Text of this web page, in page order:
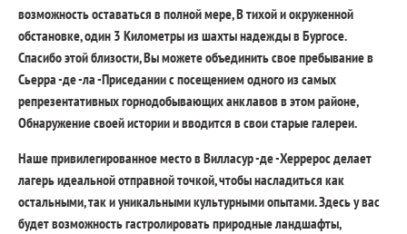
возможность оставаться в полной мере, В тихой и окруженной
обстановке, один 3 Километры из шахты надежды в Бургосе.
Спасибо этой близости, Вы можете объединить свое пребывание в
Сьерра -де -ла -Приседании с посещением одного из самых
репрезентативных горнодобывающих анклавов в этом районе,
Обнаружение своей истории и вводится в свои старые галереи.
Наше привилегированное место в Вилласур -де -Херрерос делает
лагерь идеальной отправной точкой, чтобы насладиться как
остальными, так и уникальными культурными опытами. Здесь у вас
будет возможность гастролировать природные ландшафты,